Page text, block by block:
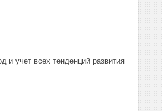
и учет всех тенденций развития